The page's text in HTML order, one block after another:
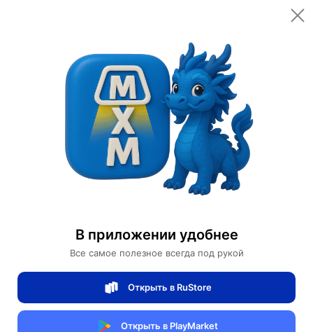
В приложении удобнее
Все самое полезное всегда под рукой
Открыть в RuStore
Открыть в PlayMarket
Открыть
Категории
Мебель для дома и офиса
Мебель для дома
Диван
Прямой диван Gabriella темный орех,
ткань, 260*85*80 см
0 отзывов